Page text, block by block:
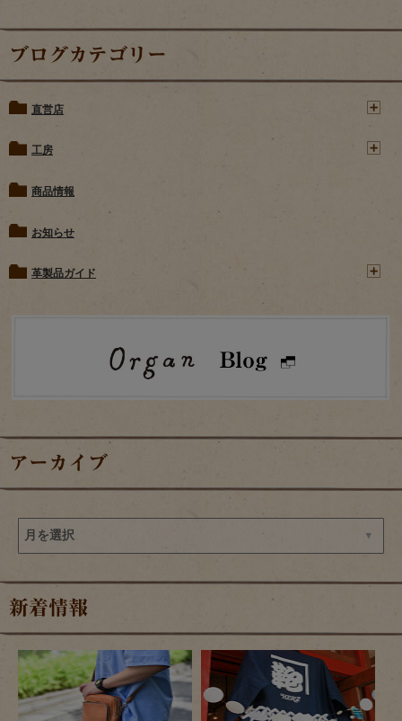
ブログカテゴリー
直営店
工房
商品情報
お知らせ
革製品ガイド
アーカイブ
新着情報